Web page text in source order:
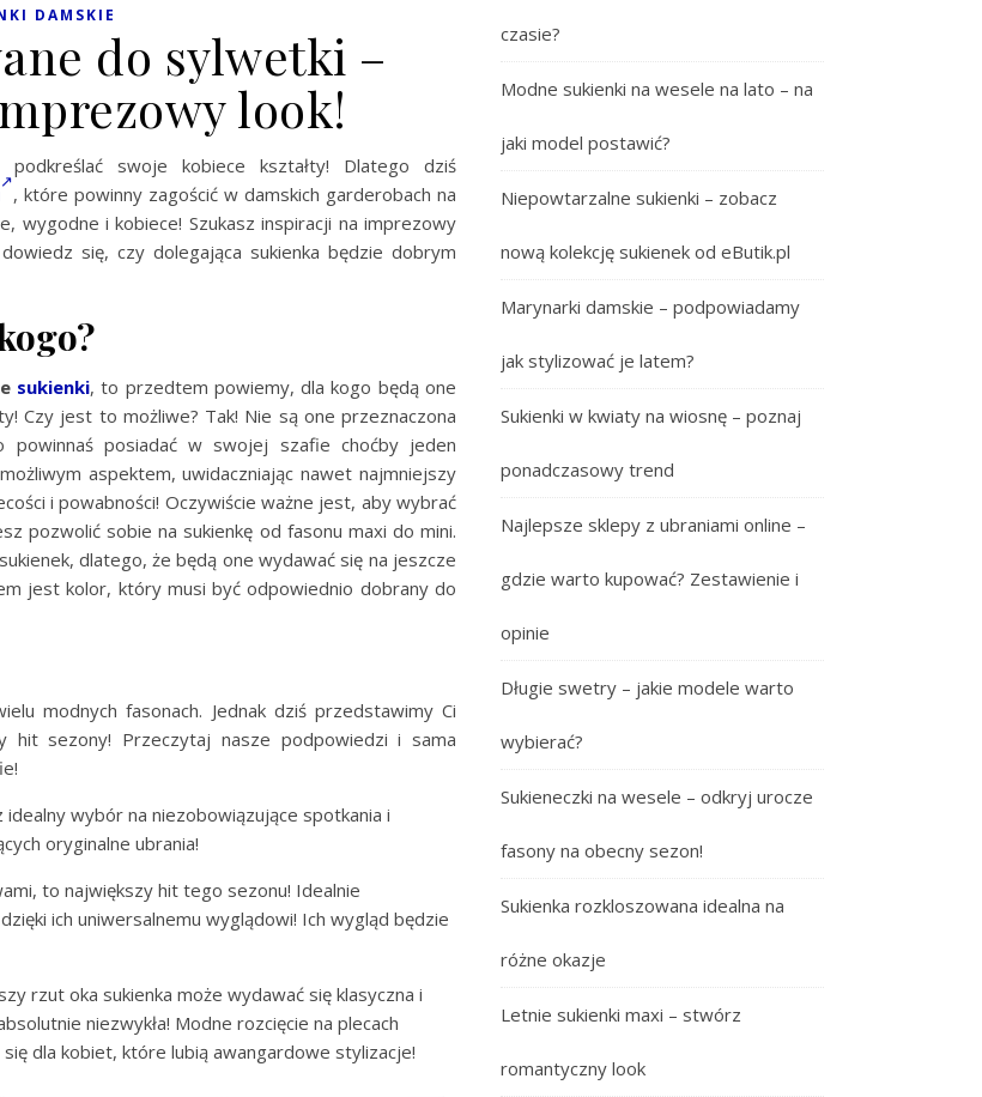
DAMSKIE
do sylwetki –
look!
swoje kobiece kształty! Dlatego dziś
, które powinny zagościć w damskich garderobach na
wygodne i kobiece! Szukasz inspiracji na imprezowy
się, czy dolegająca sukienka będzie dobrym
sukienki, to przedtem powiemy, dla kogo będą one
Czy jest to możliwe? Tak! Nie są one przeznaczona
powinnaś posiadać w swojej szafie choćby jeden
aspektem, uwidaczniając nawet najmniejszy
i powabności! Oczywiście ważne jest, aby wybrać
pozwolić sobie na sukienkę od fasonu maxi do mini.
dlatego, że będą one wydawać się na jeszcze
jest kolor, który musi być odpowiednio dobrany do
modnych fasonach. Jednak dziś przedstawimy Ci
hit sezony! Przeczytaj nasze podpowiedzi i sama
wybór na niezobowiązujące spotkania i
oryginalne ubrania!
to największy hit tego sezonu! Idealnie
ich uniwersalnemu wyglądowi! Ich wygląd będzie
rzut oka sukienka może wydawać się klasyczna i
niezwykła! Modne rozcięcie na plecach
dla kobiet, które lubią awangardowe stylizacje!
czasie?
Modne sukienki na wesele na lato – na
jaki model postawić?
Niepowtarzalne sukienki – zobacz
nową kolekcję sukienek od eButik.pl
Marynarki damskie – podpowiadamy
jak stylizować je latem?
Sukienki w kwiaty na wiosnę – poznaj
ponadczasowy trend
Najlepsze sklepy z ubraniami online –
gdzie warto kupować? Zestawienie i
opinie
Długie swetry – jakie modele warto
wybierać?
Sukieneczki na wesele – odkryj urocze
fasony na obecny sezon!
Sukienka rozkloszowana idealna na
różne okazje
Letnie sukienki maxi – stwórz
romantyczny look